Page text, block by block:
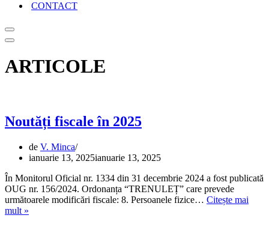
CONTACT
Meniu
de
Meniu
navigare
ARTICOLE
Noutăți fiscale în 2025
de V. Minca
ianuarie 13, 2025ianuarie 13, 2025
În Monitorul Oficial nr. 1334 din 31 decembrie 2024 a fost publicată
OUG nr. 156/2024. Ordonanța “TRENULEȚ” care prevede
următoarele modificări fiscale: 8. Persoanele fizice… Citește mai
mult »